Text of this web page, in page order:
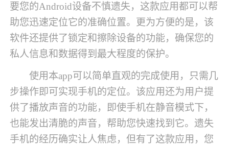
要您的Android设备不慎遗失，这款应用都可以帮
助您迅速定位它的准确位置。更为方便的是，该
软件还提供了锁定和擦除设备的功能，确保您的
私人信息和数据得到最大程度的保护。
使用本app可以简单直观的完成使用，只需几
步操作即可实现手机的定位。该应用还为用户提
供了播放声音的功能，即使手机在静音模式下，
也能发出清脆的声音，帮助您快速找到它。遗失
手机的经历确实让人焦虑，但有了这款应用，您